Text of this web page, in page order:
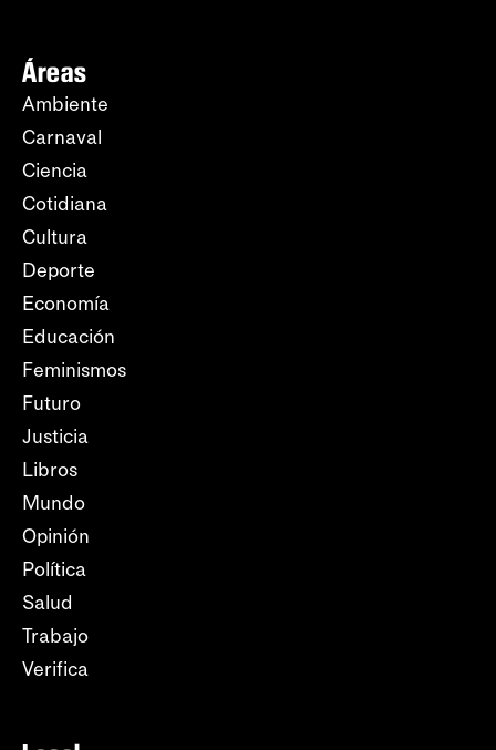
Áreas
Ambiente
Carnaval
Ciencia
Cotidiana
Cultura
Deporte
Economía
Educación
Feminismos
Futuro
Justicia
Libros
Mundo
Opinión
Política
Salud
Trabajo
Verifica